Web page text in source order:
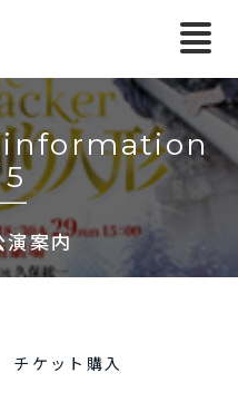
演案内
チケット購入